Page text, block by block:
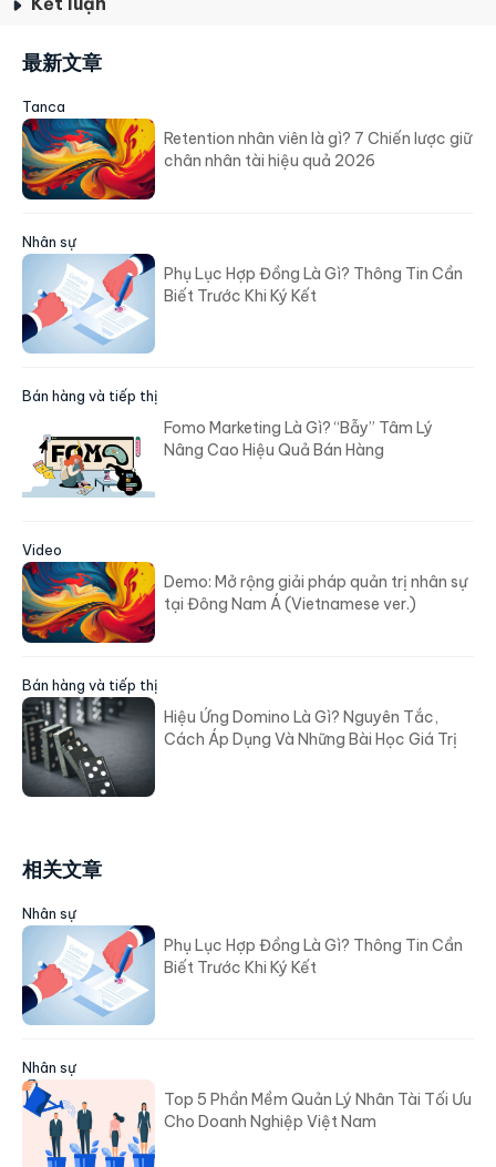
最新文章
Tanca
Retention nhân viên là gì? 7 Chiến lược giữ
chân nhân tài hiệu quả 2026
Nhân sự
Phụ Lục Hợp Đồng Là Gì? Thông Tin Cần
Biết Trước Khi Ký Kết
Bán hàng và tiếp thị
Fomo Marketing Là Gì? “Bẫy” Tâm Lý
Nâng Cao Hiệu Quả Bán Hàng
Video
Demo: Mở rộng giải pháp quản trị nhân sự
tại Đông Nam Á (Vietnamese ver.)
Bán hàng và tiếp thị
Hiệu Ứng Domino Là Gì? Nguyên Tắc,
Cách Áp Dụng Và Những Bài Học Giá Trị
相关文章
Nhân sự
Phụ Lục Hợp Đồng Là Gì? Thông Tin Cần
Biết Trước Khi Ký Kết
Nhân sự
Top 5 Phần Mềm Quản Lý Nhân Tài Tối Ưu
Cho Doanh Nghiệp Việt Nam